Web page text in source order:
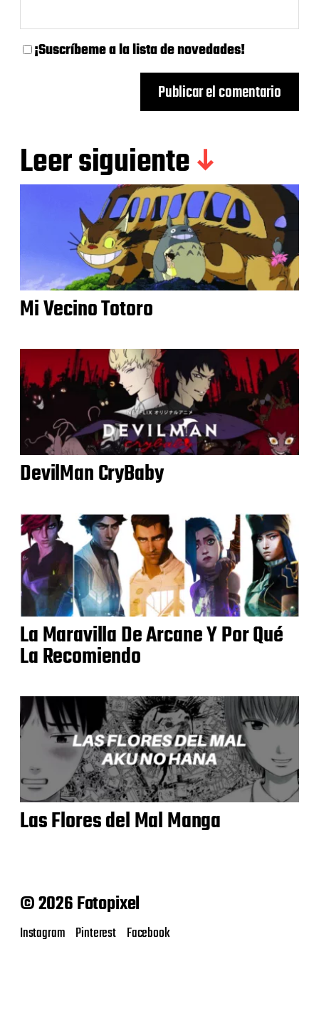
¡Suscríbeme a la lista de novedades!
Leer siguiente
Mi Vecino Totoro
DevilMan CryBaby
La Maravilla De Arcane Y Por Qué
La Recomiendo
Las Flores del Mal Manga
© 2026 Fotopixel
Instagram Pinterest Facebook